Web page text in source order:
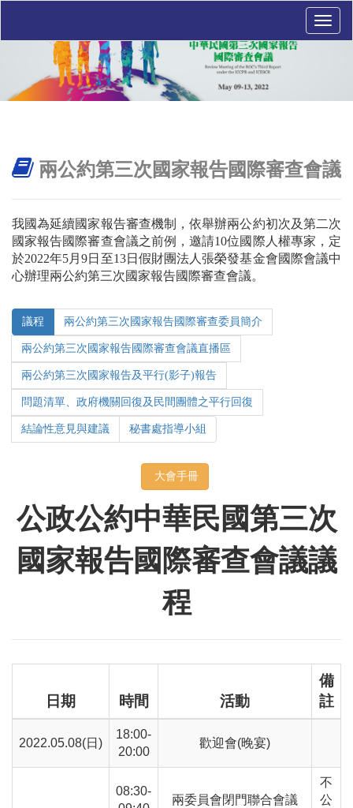
Toggle
兩公約第三次國家報告國際審查會議
我國為延續國家報告審查機制，依舉辦兩公約初次及第二次
國家報告國際審查會議之前例，邀請10位國際人權專家，定
於2022年5月9日至13日假財團法人張榮發基金會國際會議中
心辦理兩公約第三次國家報告國際審查會議。
議程 兩公約第三次國家報告國際審查委員簡介
兩公約第三次國家報告國際審查會議直播區
兩公約第三次國家報告及平行(影子)報告
問題清單、政府機關回復及民間團體之平行回復
結論性意見與建議 秘書處指導小組
大會手冊
公政公約中華民國第三次
國家報告國際審查會議議
程
日期 時間 活動
備
註
2022.05.08(日)
18:00-
20:00
歡迎會(晚宴)
08:30-
兩委員會閉門聯合會議
不
公